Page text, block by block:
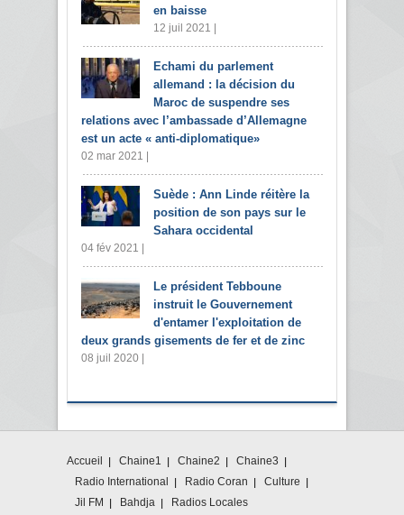
en baisse
12 juil 2021 |
Echami du parlement
allemand : la décision du
Maroc de suspendre ses
relations avec l’ambassade d’Allemagne
est un acte « anti-diplomatique»
02 mar 2021 |
Suède : Ann Linde réitère la
position de son pays sur le
Sahara occidental
04 fév 2021 |
Le président Tebboune
instruit le Gouvernement
d'entamer l'exploitation de
deux grands gisements de fer et de zinc
08 juil 2020 |
Accueil Chaine1 Chaine2
Chaine3
Radio International
Radio Coran
Culture
Jil FM
Bahdja Radios Locales